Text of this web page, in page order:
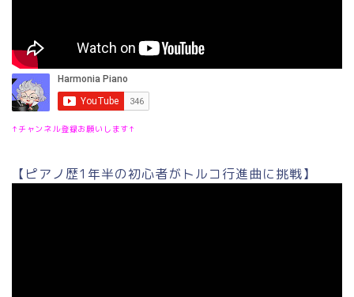
↑チャンネル登録お願いします↑
【ピアノ歴1年半の初心者がトルコ行進曲に挑戦】